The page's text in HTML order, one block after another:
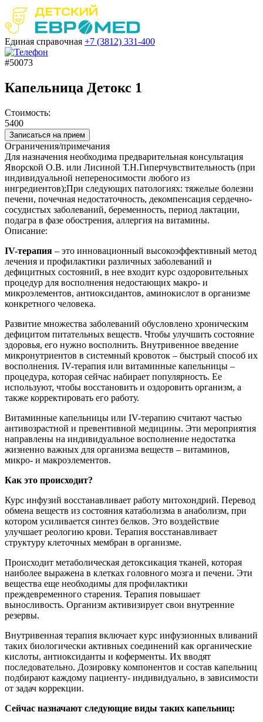
Единая справочная +7 (3812) 331-400
#50073
Капельница Детокс 1
Стоимость:
5400
Записаться на прием
Ограничения/примечания
Для назначения необходима предварительная консультация
Яворской О.В. или Лисиной Т.Н.Гиперчувствительность (при
индивидуальной непереносимости любого из
ингредиентов);При следующих патологиях: тяжелые болезни
печени, почечная недостаточность, декомпенсация сердечно-
сосудистых заболеваний, беременность, период лактации,
подагра в фазе обострения, аллергия на витамины.
Описание:
IV-терапия – это инновационный высокоэффективный метод
лечения и профилактики различных заболеваний и
дефицитных состояний, в нее входит курс оздоровительных
процедур для восполнения недостающих макро- и
микроэлементов, антиоксидантов, аминокислот в организме
конкретного человека.
Развитие множества заболеваний обусловлено хроническим
дефицитом питательных веществ. Чтобы улучшить состояние
здоровья, его нужно восполнить. Внутривенное введение
микронутриентов в системный кровоток – быстрый способ их
восполнения. IV-терапия или витаминные капельницы –
процедура, которая сейчас набирает популярность. Ее
используют, чтобы восстановить и оздоровить организм, а
также корректировать его работу.
Витаминные капельницы или IV-терапию считают частью
антивозрастной и превентивной медицины. Эти мероприятия
направлены на индивидуальное восполнение недостатка
жизненно важных для организма веществ – витаминов,
микро- и макроэлементов.
Как это происходит?
Курс инфузий восстанавливает работу митохондрий. Перевод
обмена веществ из состояния катаболизма в анаболизм, при
котором усиливается синтез белков. Это воздействие
улучшает реологию крови. Терапия восстанавливает
структуру клеточных мембран в организме.
Происходит метаболическая детоксикация тканей, которая
наиболее выражена в клетках головного мозга и печени. Эти
вещества еще необходимы для профилактики
преждевременного старения. Терапия повышает
выносливость. Организм активизирует свои внутренние
резервы.
Внутривенная терапия включает курс инфузионных вливаний
таких биологически активных соединений как органические
кислоты, антиоксиданты и коферменты. Их вводят
последовательно. Дозировку компонентов и состав капельниц
подбирают каждому пациенту- индивидуально, в зависимости
от задач коррекции.
Сейчас назначают следующие виды таких капельниц: